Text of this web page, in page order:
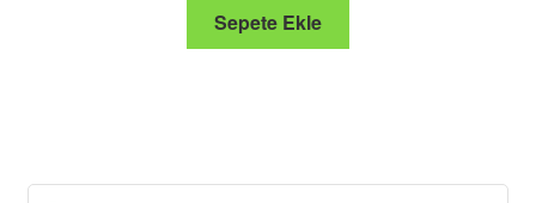
Sepete Ekle